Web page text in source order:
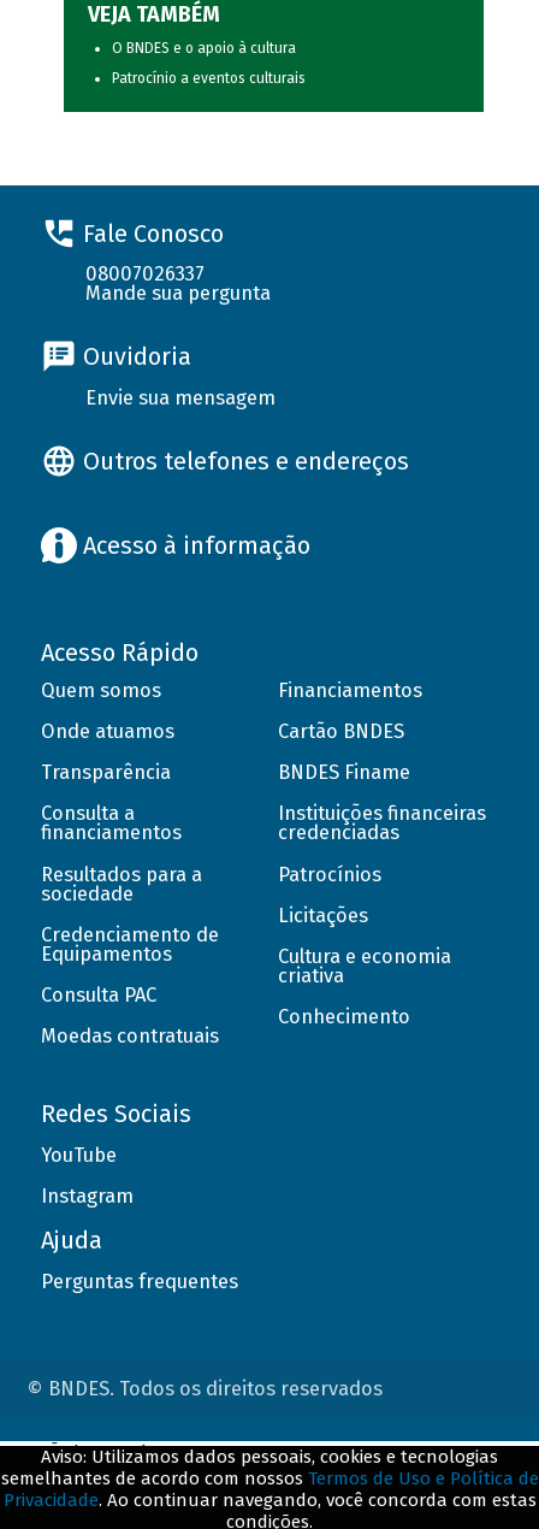
VEJA TAMBÉM
O BNDES e o apoio à cultura
Patrocínio a eventos culturais
Fale Conosco
08007026337
Mande sua pergunta
Ouvidoria
Envie sua mensagem
Outros telefones e endereços
Acesso à informação
Acesso Rápido
Quem somos
Onde atuamos
Transparência
Consulta a
financiamentos
Resultados para a
sociedade
Credenciamento de
Equipamentos
Consulta PAC
Moedas contratuais
Financiamentos
Cartão BNDES
BNDES Finame
Instituições financeiras
credenciadas
Patrocínios
Licitações
Cultura e economia
criativa
Conhecimento
Redes Sociais
YouTube
Instagram
Ajuda
Perguntas frequentes
© BNDES. Todos os direitos reservados
Aviso: Utilizamos dados pessoais, cookies e tecnologias
semelhantes de acordo com nossos Termos de Uso e Política de
Privacidade. Ao continuar navegando, você concorda com estas
condições.
ConteÃºdo complementar
${title}${badge}